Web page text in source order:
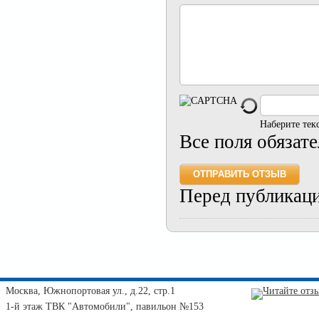
Наберите
Все поля
Перед
Москва, Южнопортовая ул., д.22, стр.1
1-й этаж ТВК "Автомобили", павильон №153